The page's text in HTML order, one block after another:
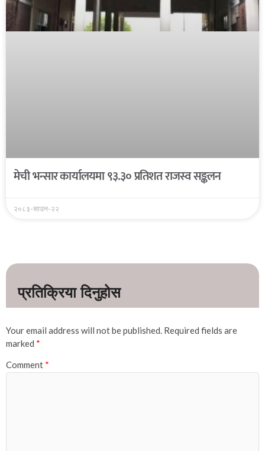
मेची भन्सार कार्यालयमा ९३.३० प्रतिशत राजस्व सङ्कलन
२०८३-साउन-२२
Your email address will not be published. Required fields are
marked *
Comment *